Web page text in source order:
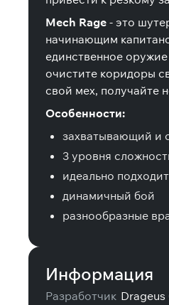
Mech Rage - это
начинающим
единственное
очистите коридоры
свой мех, получайте
Особенности:
захватывающий и
3 уровня
идеально
динамичный бой
разнообразные
Информация
Разработчик Drageus